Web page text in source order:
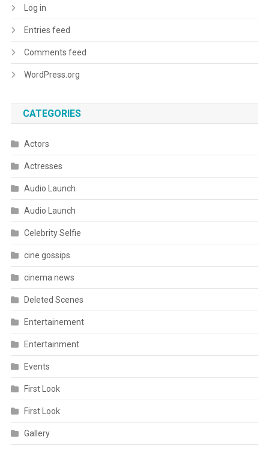
Log in
Entries feed
Comments feed
WordPress.org
CATEGORIES
Actors
Actresses
Audio Launch
Audio Launch
Celebrity Selfie
cine gossips
cinema news
Deleted Scenes
Entertainement
Entertainment
Events
First Look
First Look
Gallery